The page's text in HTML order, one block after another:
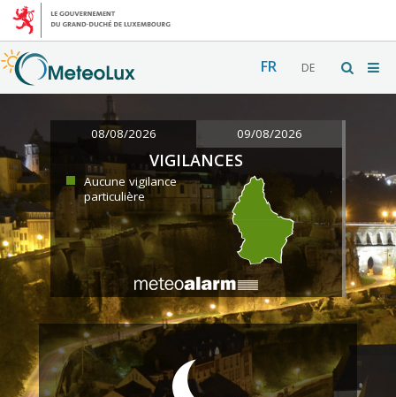
FR DE
08/08/2026 09/08/2026
VIGILANCES
Aucune vigilance
particulière